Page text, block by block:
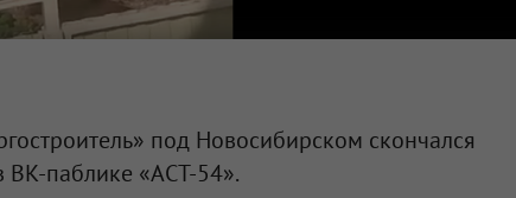
под Новосибирском скончался
ВК-паблике «АСТ-54».